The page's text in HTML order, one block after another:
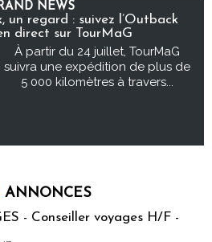
NEWS
un regard : suivez l’Outback
direct sur TourMaG
À partir du 24 juillet, TourMaG
suivra une expédition de plus de
5 000 kilomètres à travers...
ANNONCES
- Conseiller voyages H/F -